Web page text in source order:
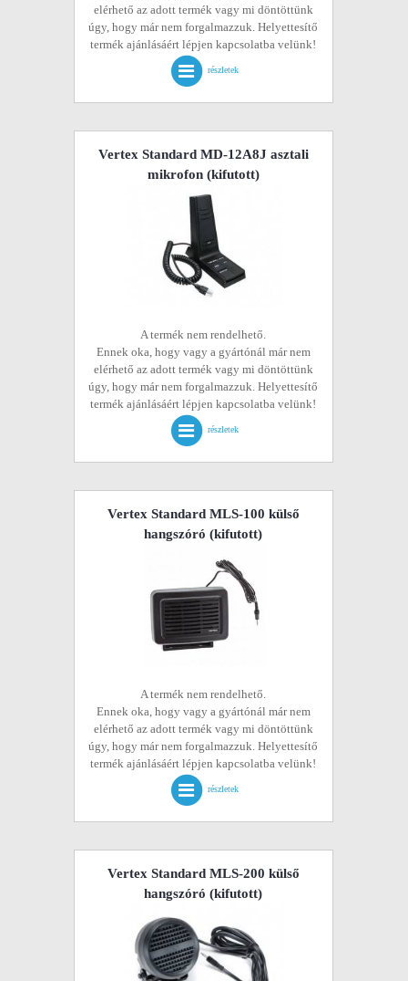
elérhető az adott termék vagy mi döntöttünk
úgy, hogy már nem forgalmazzuk. Helyettesítő
termék ajánlásáért lépjen kapcsolatba velünk!
részletek
Vertex Standard MD-12A8J asztali
mikrofon(kifutott)
A termék nem rendelhető.
Ennek oka, hogy vagy a gyártónál már nem
elérhető az adott termék vagy mi döntöttünk
úgy, hogy már nem forgalmazzuk. Helyettesítő
termék ajánlásáért lépjen kapcsolatba velünk!
részletek
Vertex Standard MLS-100 külső
hangszóró (kifutott)
A termék nem rendelhető.
Ennek oka, hogy vagy a gyártónál már nem
elérhető az adott termék vagy mi döntöttünk
úgy, hogy már nem forgalmazzuk. Helyettesítő
termék ajánlásáért lépjen kapcsolatba velünk!
részletek
Vertex Standard MLS-200 külső
hangszóró (kifutott)